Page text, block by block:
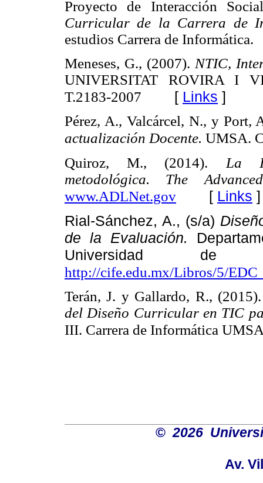
Proyecto de Interacción
Curricular de la Carrera de
estudios Carrera de Informática.
Meneses, G., (2007). NTIC,
UNIVERSITAT ROVIRA I
T.2183-2007 [ Links ]
Pérez, A., Valcárcel, N., y Port,
actualización Docente. UMSA.
Quiroz, M., (2014). La
metodológica. The
www.ADLNet.gov [ Links ]
Rial-Sánchez, A., (s/a)
de la Evaluación.
Universidad de
http://cife.edu.mx/Libros/5/
Terán, J. y Gallardo, R.,
del Diseño Curricular en TIC
III. Carrera de Informática
©2026
Av.